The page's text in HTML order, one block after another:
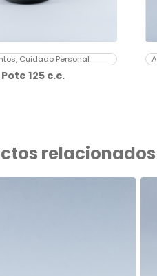
Cuidado Personal
Pote 125 c.c.
relacionados